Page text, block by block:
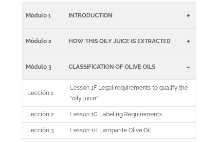
Módulo 1 INTRODUCTION +
Módulo 2 HOW THIS OILY JUICE IS EXTRACTED +
Módulo 3 CLASSIFICATION OF OLIVE OILS -
Lección 1
Lesson 1F Legal requirements to qualify the
“oily juice”
Lección 2 Lesson 1G Labeling Requirements
Lección 3 Lesson 1H Lampante Olive Oil